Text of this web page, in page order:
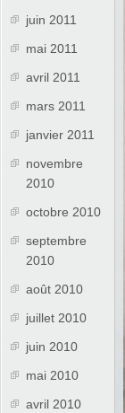
juin 2011
mai 2011
avril 2011
mars 2011
janvier 2011
novembre
2010
octobre 2010
septembre
2010
août 2010
juillet 2010
juin 2010
mai 2010
avril 2010